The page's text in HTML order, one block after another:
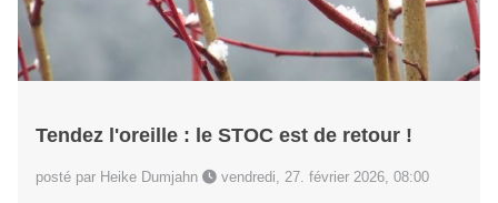
Tendez l'oreille : le STOC est de retour !
posté par Heike Dumjahn vendredi, 27. février 2026, 08:00